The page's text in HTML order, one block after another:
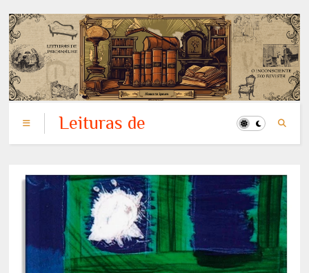
Leituras de
Psicanálise: o
Revista